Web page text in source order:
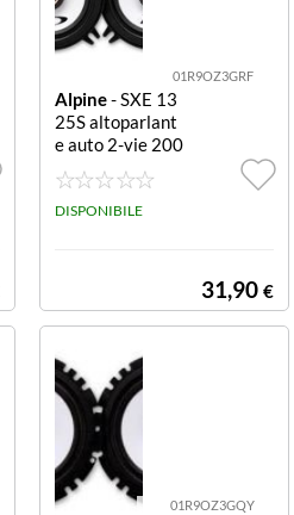
Pioneer
01R9OZ3GRF
Alpine- SXE 13
25S altoparlant
e auto 2-vie 200
W
DISPONIBILE
31,90 €
01R9OZ3GQY